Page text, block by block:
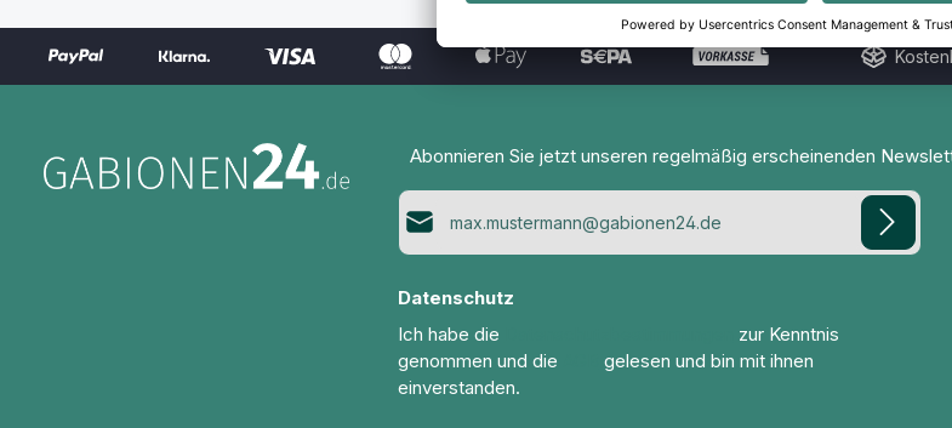
Abonnieren Sie jetzt unseren regelmäßig erscheinenden
E-Mail-Adresse*
Datenschutz
Ich habe die
zur Kenntnis
genommen und die
gelesen und bin mit ihnen
einverstanden.